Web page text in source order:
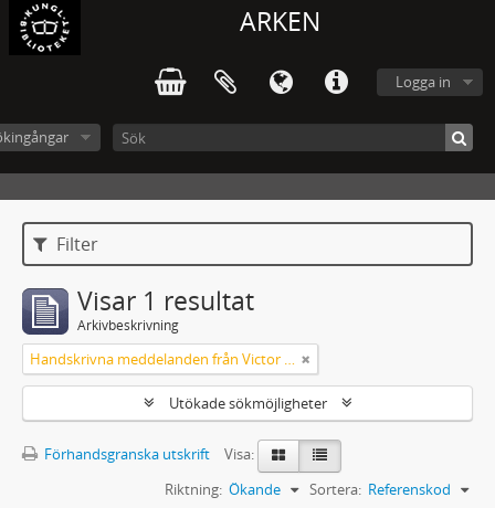
ARKEN
Logga in
Filter
Visar 1 resultat
Arkivbeskrivning
Handskrivna meddelanden från Victor Arendorff
Utökade sökmöjligheter
Förhandsgranska utskrift
Visa:
Sortera: Referenskod
Riktning: Ökande